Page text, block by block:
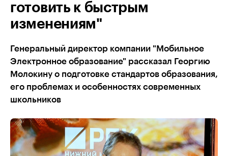
готовить к быстрым
изменениям"
Генеральный директор компании "Мобильное
Электронное образование" рассказал Георгию
Молокину о подготовке стандартов образования,
его проблемах и особенностях современных
школьников